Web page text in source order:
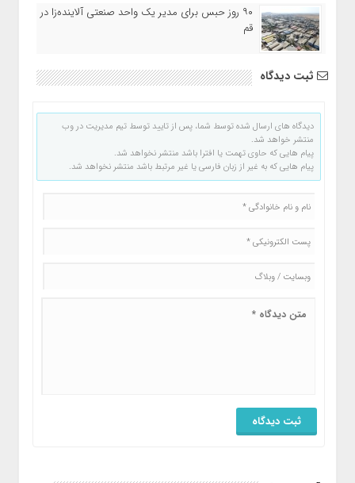
۹۰ روز حبس برای مدیر یک واحد صنعتی آلاینده‌زا در
قم
ثبت دیدگاه
دیدگاه های ارسال شده توسط شما، پس از تایید توسط تیم مدیریت در وب
منتشر خواهد شد.
پیام هایی که حاوی تهمت یا افترا باشد منتشر نخواهد شد.
پیام هایی که به غیر از زبان فارسی یا غیر مرتبط باشد منتشر نخواهد شد.